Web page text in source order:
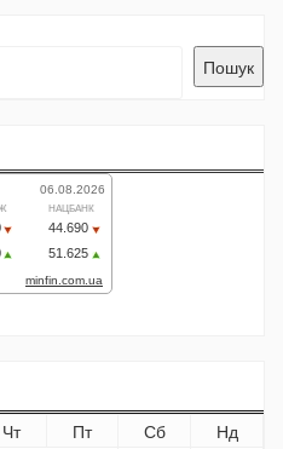
Пошук
Чт Пт Сб
Нд